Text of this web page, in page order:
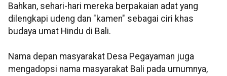
Bahkan, sehari-hari mereka berpakaian adat yang
dilengkapi udeng dan "kamen" sebagai ciri khas
budaya umat Hindu di Bali.
Nama depan masyarakat Desa Pegayaman juga
mengadopsi nama masyarakat Bali pada umumnya,